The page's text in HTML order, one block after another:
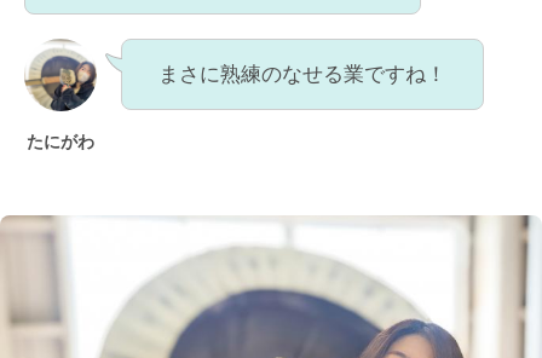
たにがわ
まさに熟練のなせる業ですね！